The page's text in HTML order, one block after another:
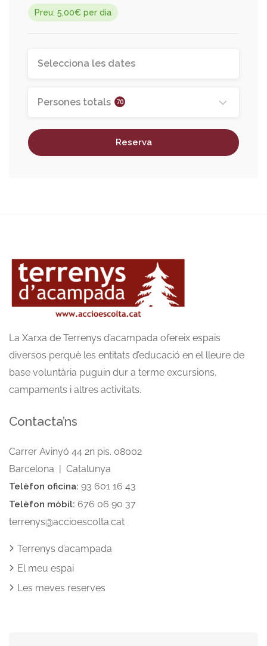
Preu: 5,00€ per dia
Persones totals 70
Reserva
La Xarxa de Terrenys d’acampada ofereix espais
diversos perquè les entitats d’educació en el lleure de
base voluntària puguin dur a terme excursions,
campaments i altres activitats.
Contacta’ns
Carrer Avinyó 44 2n pis. 08002
Barcelona | Catalunya
Telèfon oficina: 93 601 16 43
Telèfon mòbil: 676 06 90 37
terrenys@accioescolta.cat
Terrenys d’acampada
El meu espai
Les meves reserves